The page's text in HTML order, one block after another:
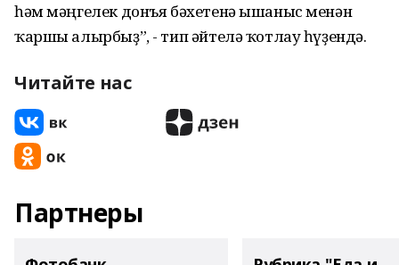
һәм мәңгелек донъя бәхетенә ышаныс менән
ҡаршы алырбыҙ”, - тип әйтелә ҡотлау һүҙендә.
Читайте нас
Партнеры